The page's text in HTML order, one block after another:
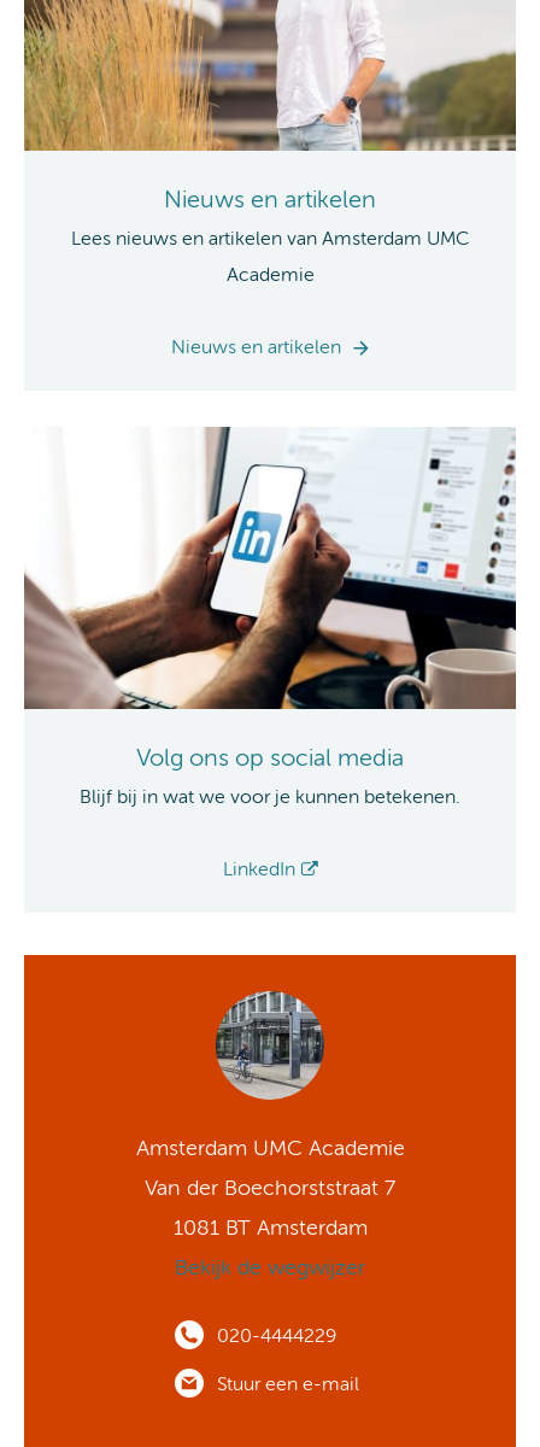
Nieuws en artikelen
Lees nieuws en artikelen van Amsterdam UMC
Academie
Nieuws en artikelen
Volg ons op social media
Blijf bij in wat we voor je kunnen betekenen.
LinkedIn
Amsterdam UMC Academie
Van der Boechorststraat 7
1081 BT Amsterdam
Bekijk de wegwijzer
020-4444229
Stuur een e-mail